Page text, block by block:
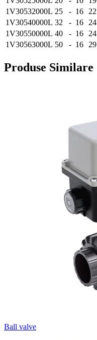
1V30532000L 25 - 16 22
1V30540000L 32 - 16 24
1V30550000L 40 - 16 24
1V30563000L 50 - 16 29
Produse Similare
Ball valve